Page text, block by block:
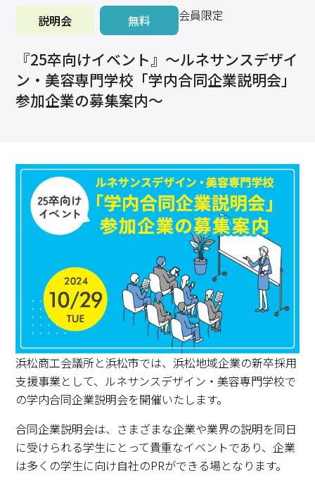
情報収集したい、自社PRをしたい
求職・採用・人材育成をしたい、セミナーで学びたい
原産地証明など証明を取得したい
その他経営相談
採用情報 相談予約 お問合せ
053-452-1111
説明会 無料 会員限定
『25卒向けイベント』～ルネサンスデザイ
ン・美容専門学校「学内合同企業説明会」
参加企業の募集案内～
浜松商工会議所と浜松市では、浜松地域企業の新卒採用
支援事業として、ルネサンスデザイン・美容専門学校で
の学内合同企業説明会を開催いたします。
合同企業説明会は、さまざまな企業や業界の説明を同日
に受けられる学生にとって貴重なイベントであり、企業
は多くの学生に向け自社のPRができる場となります。